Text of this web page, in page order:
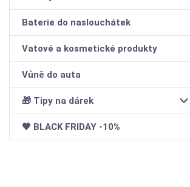
Baterie do naslouchátek
Vatové a kosmetické produkty
Vůně do auta
🎁 Tipy na dárek
🖤 BLACK FRIDAY -10%